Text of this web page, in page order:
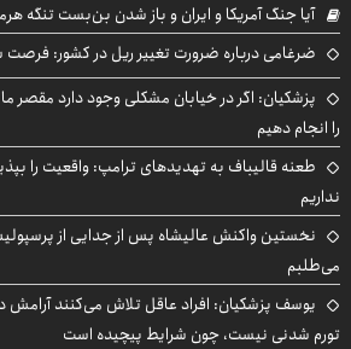
آیا جنگ آمریکا و ایران و باز شدن بن‌بست تنگه
ضرغامی درباره ضرورت تغییر ریل در کشور: فرصت
پزشکیان: اگر در خیابان مشکلی وجود دارد مقصر
را انجام دهیم
طعنه قالیباف به تهدیدهای ترامپ: واقعیت را
نداریم
نخستین واکنش عالیشاه پس از جدایی از
می‌طلبم
یوسف پزشکیان: افراد عاقل تلاش می‌کنند آرامش
تورم شدنی نیست، چون شرایط پیچیده است